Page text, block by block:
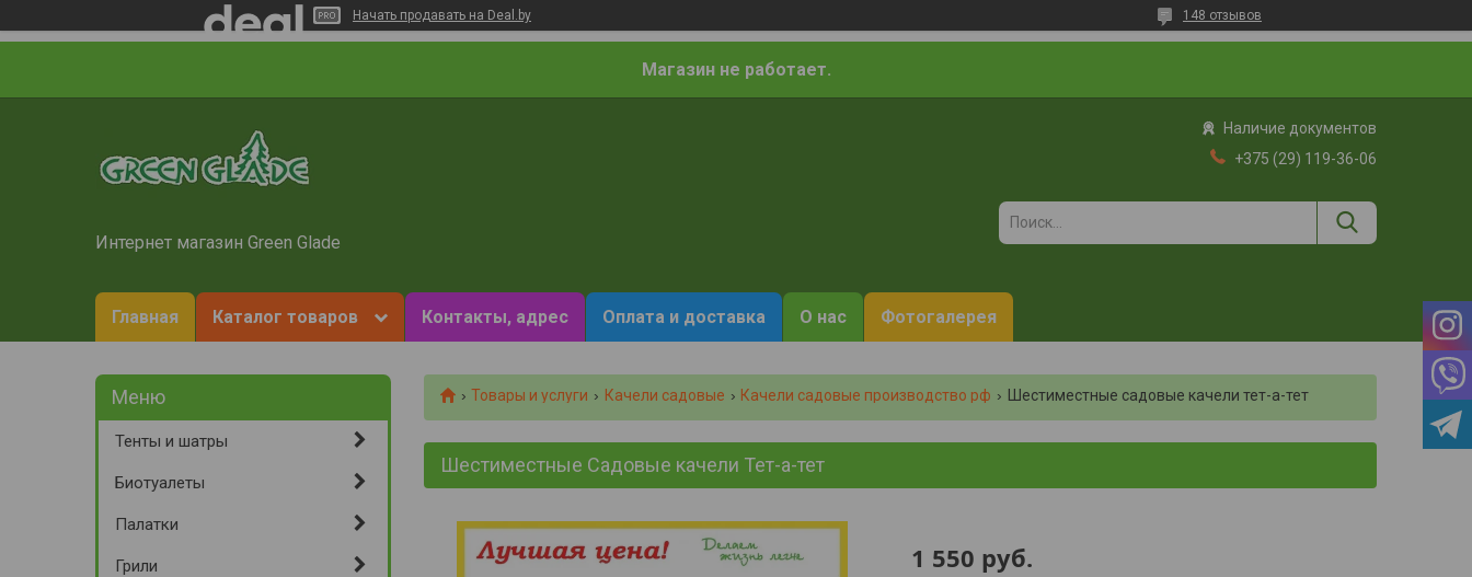
Начать продавать на Deal.by 148 отзывов
Магазин не работает.
Интернет магазин Green Glade
Наличие документов
+375 (29) 119-36-06
Главная Каталог товаров Контакты, адрес Оплата и доставка О нас Фотогалерея
Товары и услуги Качели садовые Качели садовые производство рф Шестиместные садовые качели тет-а-тет
Шестиместные Садовые качели Тет-а-тет
1 550 руб.
Тенты и шатры
Биотуалеты
Палатки
Грили